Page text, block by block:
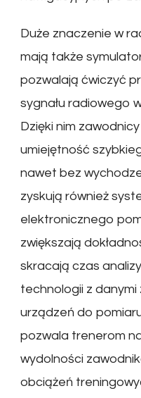
Duże znaczenie w
mają także
pozwalają ćwiczyć
sygnału radiowego
Dzięki nim
umiejętność
nawet bez
zyskują również
elektronicznego
zwiększają
skracają czas
technologii z danymi
urządzeń do
pozwala trenerom
wydolności
obciążeń